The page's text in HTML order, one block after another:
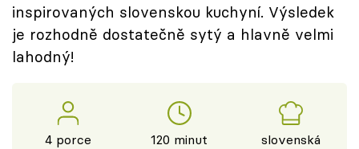
Sledujte nás
inspirovaných slovenskou kuchyní. Výsledek
je rozhodně dostatečně sytý a hlavně velmi
lahodný!
4 porce 120 minut slovenská